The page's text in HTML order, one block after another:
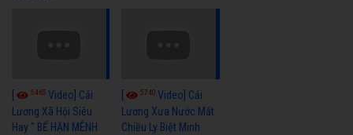
5465 Video] Cải
Lương Xã Hội Siêu
Hay " BỂ HẬN MÊNH
5740Video] Cải
Lương Xưa Nước Mắt
Chiều Ly Biệt Minh